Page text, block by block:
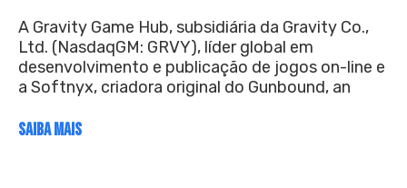
A Gravity Game Hub, subsidiária da Gravity Co.,
Ltd. (NasdaqGM: GRVY), líder global em
desenvolvimento e publicação de jogos on-line e
a Softnyx, criadora original do Gunbound, an
SAIBA MAIS